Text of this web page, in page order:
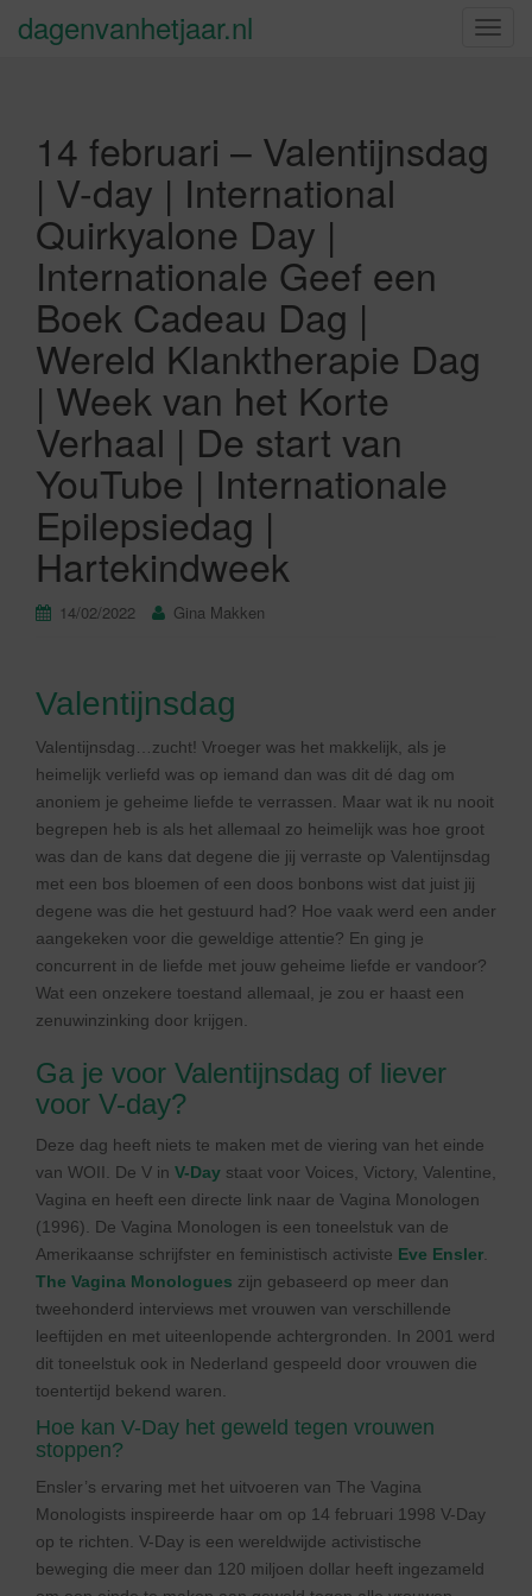
S
dagenvanhetjaar.nl
14 februari – Valentijnsdag
| V-day | International
Quirkyalone Day |
Internationale Geef een
Boek Cadeau Dag |
Wereld Klanktherapie Dag
| Week van het Korte
Verhaal | De start van
YouTube | Internationale
Epilepsiedag |
Hartekindweek
14/02/2022 Gina Makken
Valentijnsdag
Valentijnsdag…zucht! Vroeger was het makkelijk, als je
heimelijk verliefd was op iemand dan was dit dé dag om
anoniem je geheime liefde te verrassen. Maar wat ik nu nooit
begrepen heb is als het allemaal zo heimelijk was hoe groot
was dan de kans dat degene die jij verraste op Valentijnsdag
met een bos bloemen of een doos bonbons wist dat juist jij
degene was die het gestuurd had? Hoe vaak werd een ander
aangekeken voor die geweldige attentie? En ging je
concurrent in de liefde met jouw geheime liefde er vandoor?
Wat een onzekere toestand allemaal, je zou er haast een
zenuwinzinking door krijgen.
Ga je voor Valentijnsdag of liever
voor V-day?
Deze dag heeft niets te maken met de viering van het einde
van WOII. De V in V-Day staat voor Voices, Victory, Valentine,
Vagina en heeft een directe link naar de Vagina Monologen
(1996). De Vagina Monologen is een toneelstuk van de
Amerikaanse schrijfster en feministisch activiste Eve Ensler
The Vagina Monologues zijn gebaseerd op meer dan
tweehonderd interviews met vrouwen van verschillende
leeftijden en met uiteenlopende achtergronden. In 2001 werd
dit toneelstuk ook in Nederland gespeeld door vrouwen die
toentertijd bekend waren.
Hoe kan V-Day het geweld tegen vrouwen
stoppen?
Ensler’s ervaring met het uitvoeren van The Vagina
Monologists inspireerde haar om op 14 februari 1998 V-Day
op te richten. V-Day is een wereldwijde activistische
beweging die meer dan 120 miljoen dollar heeft ingezameld